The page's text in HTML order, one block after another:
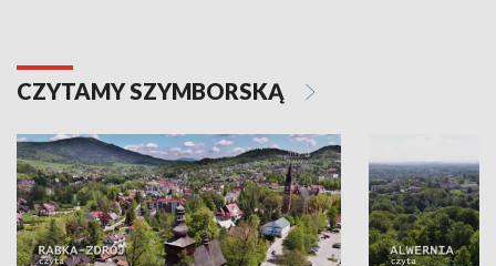
CZYTAMY SZYMBORSKĄ